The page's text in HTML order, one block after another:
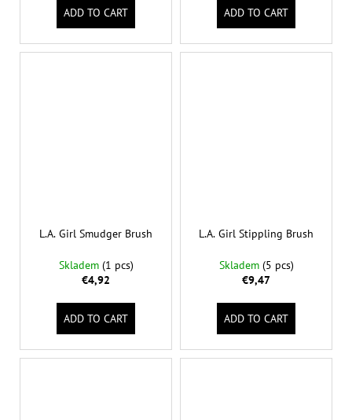
ADD TO CART ADD TO CART
L.A. Girl Smudger Brush
Skladem (1 pcs)
€4,92
ADD TO CART
L.A. Girl Stippling Brush
Skladem (5 pcs)
€9,47
ADD TO CART